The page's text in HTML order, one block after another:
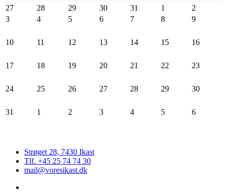
27
28 29 30 31 1
2
3
4 5 6 7 8 9
10 11 12 13 14 15 16
17 18 19 20 21 22 23
24 25 26 27 28 29 30
31 1 2 3 4 5 6
Strøget 28, 7430 Ikast
Tlf. +45 25 74 74 30
mail@voresikast.dk